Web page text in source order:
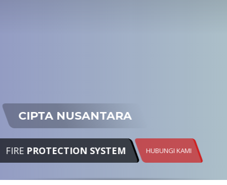
CIPTA NUSANTARA
FIRE PROTECTION SYSTEM HUBUNGI KAMI